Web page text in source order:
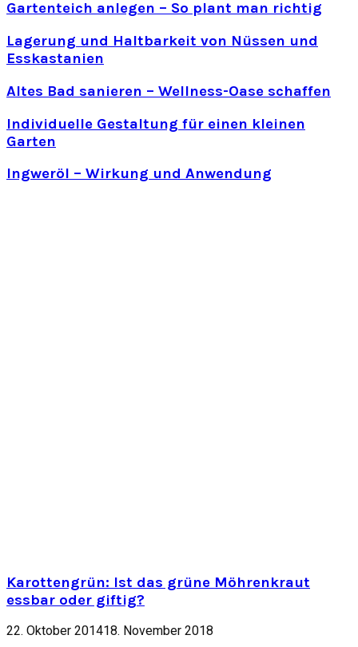
Gartenteich anlegen – So plant man richtig
Lagerung und Haltbarkeit von Nüssen und
Esskastanien
Altes Bad sanieren – Wellness-Oase schaffen
Individuelle Gestaltung für einen kleinen
Garten
Ingweröl – Wirkung und Anwendung
Karottengrün: Ist das grüne Möhrenkraut
essbar oder giftig?
22. Oktober 201418. November 2018